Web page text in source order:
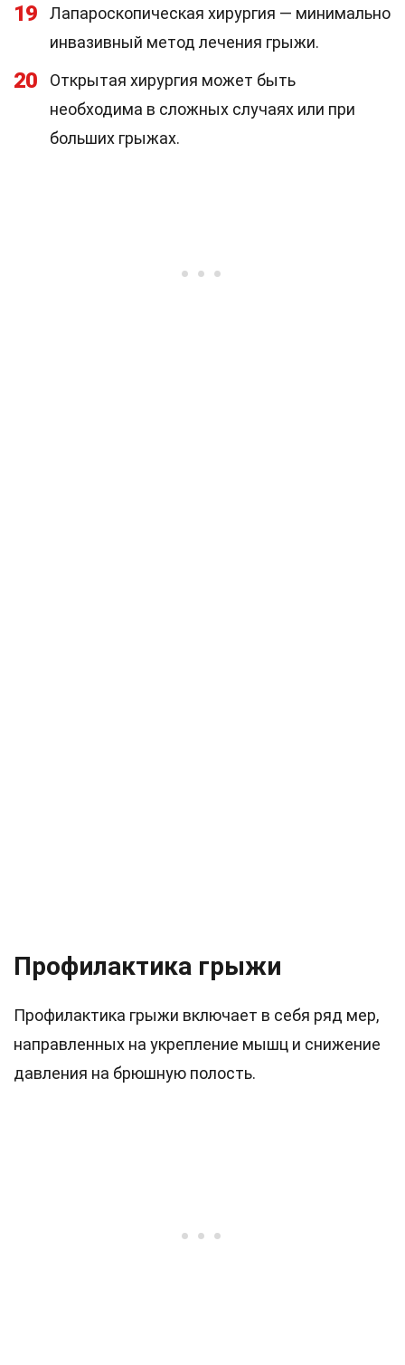
19
Лапароскопическая хирургия — минимально
инвазивный метод лечения грыжи.
20
Открытая хирургия может быть
необходима в сложных случаях или при
больших грыжах.
Профилактика грыжи
Профилактика грыжи включает в себя ряд мер,
направленных на укрепление мышц и снижение
давления на брюшную полость.